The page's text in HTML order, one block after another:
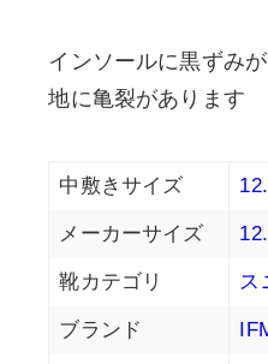
インソールに黒ずみ
地に亀裂があります
中敷きサイズ
メーカーサイズ
靴カテゴリ ス
ブランド